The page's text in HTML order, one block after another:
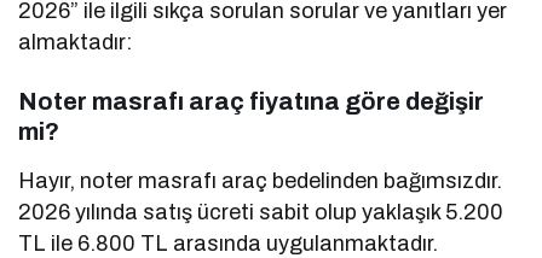
2026” ile ilgili sıkça sorulan sorular ve yanıtları yer
almaktadır:
Noter masrafı araç fiyatına göre değişir
mi?
Hayır, noter masrafı araç bedelinden bağımsızdır.
2026 yılında satış ücreti sabit olup yaklaşık 5.200
TL ile 6.800 TL arasında uygulanmaktadır.